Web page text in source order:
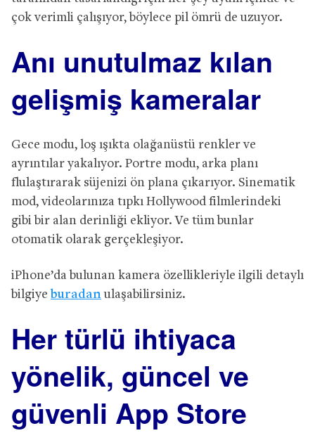
çok verimli çalışıyor, böylece pil ömrü de uzuyor.
Anı unutulmaz kılan
gelişmiş kameralar
Gece modu, loş ışıkta olağanüstü renkler ve
ayrıntılar yakalıyor. Portre modu, arka planı
flulaştırarak süjenizi ön plana çıkarıyor. Sinematik
mod, videolarınıza tıpkı Hollywood filmlerindeki
gibi bir alan derinliği ekliyor. Ve tüm bunlar
otomatik olarak gerçekleşiyor.
iPhone’da bulunan kamera özellikleriyle ilgili detaylı
bilgiye buradanulaşabilirsiniz.
Her türlü ihtiyaca
yönelik, güncel ve
güvenli App Store